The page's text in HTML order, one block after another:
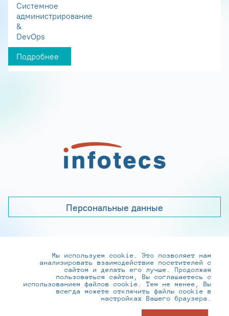
Системное
администрирование
&
DevOps
Подробнее
Персональные данные
+7 (495) 737-6192, 8-800-250-0-260
practice@infotecs.ru,hr@infotecs.ru
127273, г. Москва, Отрадная ул., 2Б строение 1
Мы используем cookie. Это позволяет нам
анализировать взаимодействие посетителей с
сайтом и делать его лучше. Продолжая
пользоваться сайтом, Вы соглашаетесь с
использованием файлов cookie. Тем не менее, Вы
всегда можете отключить файлы cookie в
настройках Вашего браузера.